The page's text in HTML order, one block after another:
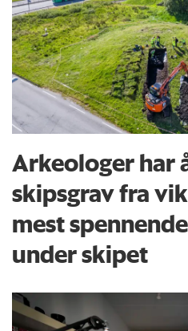
Arkeologer har
skipsgrav fra
mest
under skipet